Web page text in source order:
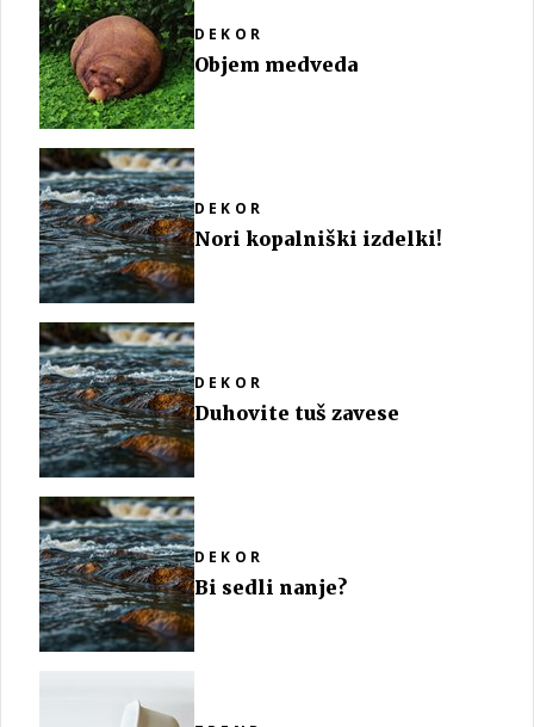
DEKOR
Objem medveda
DEKOR
Nori kopalniški izdelki!
DEKOR
Duhovite tuš zavese
DEKOR
Bi sedli nanje?